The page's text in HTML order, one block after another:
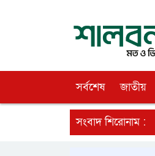
সর্বশেষ জাতীয়
সংবাদ শিরোনাম :